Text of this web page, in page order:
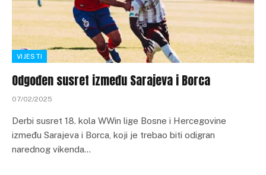
VIJESTI
Odgođen susret između Sarajeva i Borca
07/02/2025
Derbi susret 18. kola WWin lige Bosne i Hercegovine
između Sarajeva i Borca, koji je trebao biti odigran
narednog vikenda…